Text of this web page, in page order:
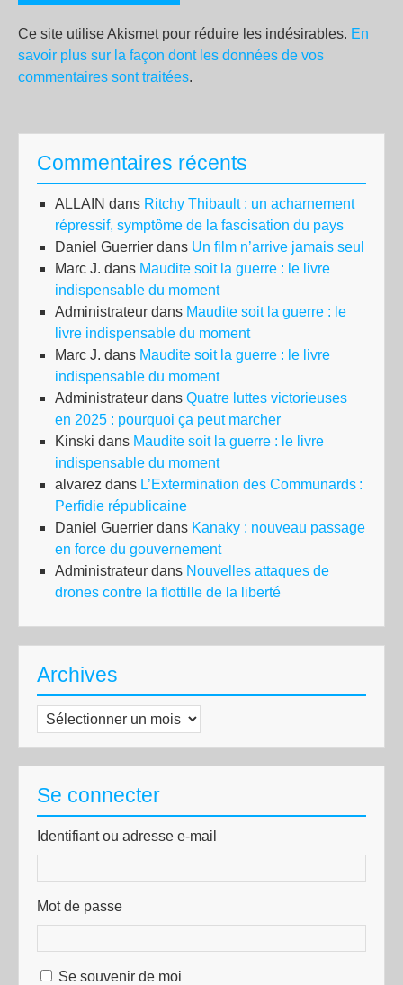
Ce site utilise Akismet pour réduire les indésirables. En
savoir plus sur la façon dont les données de vos
commentaires sont traitées.
Commentaires récents
ALLAIN dans Ritchy Thibault : un acharnement
répressif, symptôme de la fascisation du pays
Daniel Guerrier dans Un film n’arrive jamais seul
Marc J. dans Maudite soit la guerre : le livre
indispensable du moment
Administrateur dans Maudite soit la guerre : le
livre indispensable du moment
Marc J. dans Maudite soit la guerre : le livre
indispensable du moment
Administrateur dans Quatre luttes victorieuses
en 2025 : pourquoi ça peut marcher
Kinski dans Maudite soit la guerre : le livre
indispensable du moment
alvarez dans L’Extermination des Communards :
Perfidie républicaine
Daniel Guerrier dans Kanaky : nouveau passage
en force du gouvernement
Administrateur dans Nouvelles attaques de
drones contre la flottille de la liberté
Archives
Archives
Se connecter
Identifiant ou adresse e-mail
Mot de passe
Se souvenir de moi